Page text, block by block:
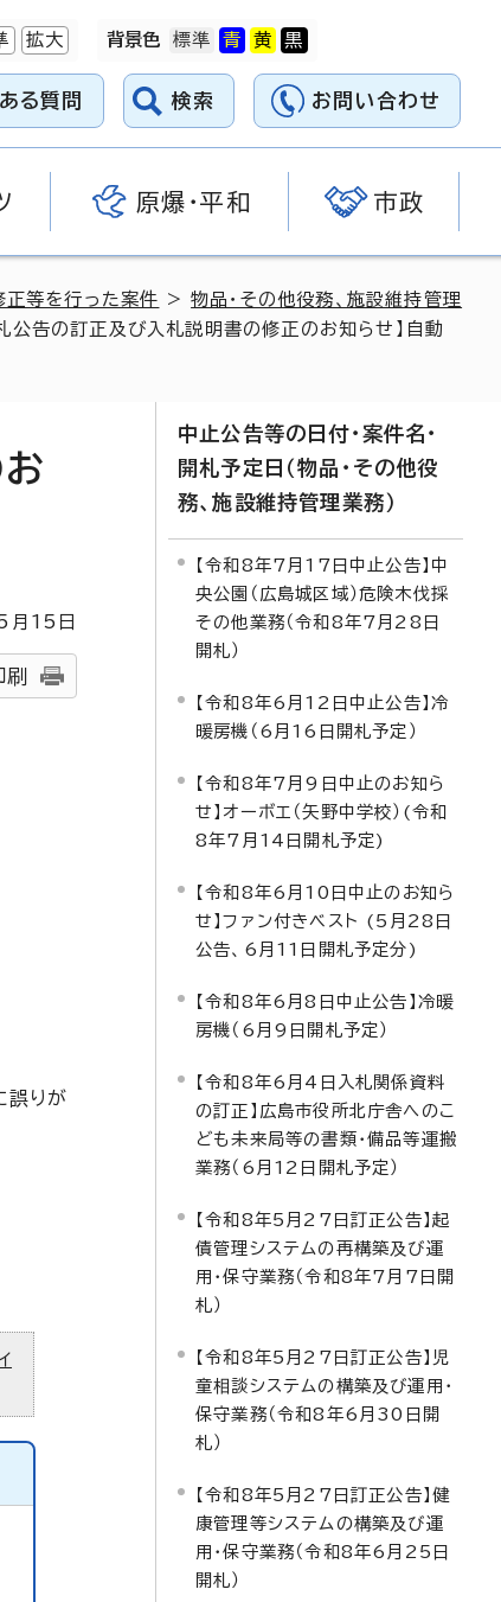
拡大 背景色
る質問 検索 お問い合わせ
原爆・平和 市政
正等を行った案件 >物品・その他役務、施設維持管理
告の訂正及び入札説明書の修正のお知らせ】自動
月 15 日
誤りが
中止公告等の日付・案件名・
開札予定日（物品・その他役
務、施設維持管理業務）
【令和8年7月17日中止公告】中
央公園（広島城区域）危険木伐採
その他業務（令和8年7月28日
開札）
【令和8年6月12日中止公告】冷
暖房機（6月16日開札予定）
【令和8年7月9日中止のお知ら
せ】オーボエ（矢野中学校）(令和
8年7月14日開札予定)
【令和8年6月10日中止のお知ら
せ】ファン付きベスト (5月28日
公告、6月11日開札予定分)
【令和8年6月8日中止公告】冷暖
房機（6月9日開札予定）
【令和8年6月4日入札関係資料
の訂正】広島市役所北庁舎へのこ
ども未来局等の書類・備品等運搬
業務（6月12日開札予定）
【令和8年5月27日訂正公告】起
債管理システムの再構築及び運
用・保守業務（令和8年7月7日開
札）
【令和8年5月27日訂正公告】児
童相談システムの構築及び運用・
保守業務（令和8年6月30日開
札）
【令和8年5月27日訂正公告】健
康管理等システムの構築及び運
用・保守業務（令和8年6月25日
開札）